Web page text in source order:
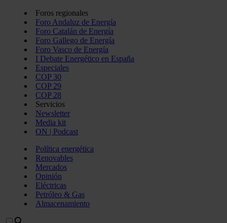
Foros regionales
Foro Andaluz de Energía
Foro Catalán de Energía
Foro Gallego de Energía
Foro Vasco de Energía
I Debate Energético en España
Especiales
COP 30
COP 29
COP 28
Servicios
Newsletter
Media kit
ON | Podcast
Política energética
Renovables
Mercados
Opinión
Eléctricas
Petróleo & Gas
Almacenamiento